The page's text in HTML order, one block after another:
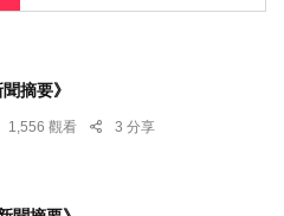
摘要》
1,556 觀看 3 分享